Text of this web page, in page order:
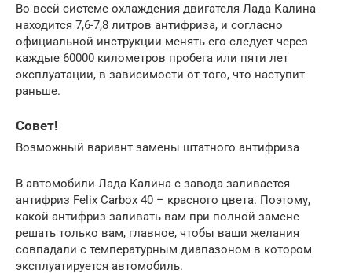
Во всей системе охлаждения двигателя Лада Калина
находится 7,6-7,8 литров антифриза, и согласно
официальной инструкции менять его следует через
каждые 60000 километров пробега или пяти лет
эксплуатации, в зависимости от того, что наступит
раньше.
Совет!
Возможный вариант замены штатного антифриза
В автомобили Лада Калина с завода заливается
антифриз Felix Carbox 40 – красного цвета. Поэтому,
какой антифриз заливать вам при полной замене
решать только вам, главное, чтобы ваши желания
совпадали с температурным диапазоном в котором
эксплуатируется автомобиль.